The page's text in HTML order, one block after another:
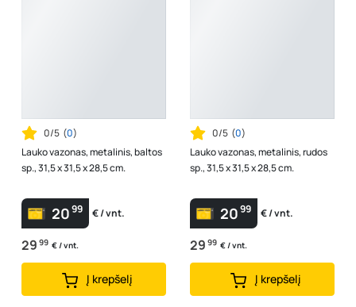
0/5 (0)
Lauko vazonas, metalinis, baltos
sp., 31,5 x 31,5 x 28,5 cm.
2099 € / vnt.
29 99 € / vnt.
Į krepšelį
0/5 (0)
Lauko vazonas, metalinis, rudos
sp., 31,5 x 31,5 x 28,5 cm.
2099 € / vnt.
29 99 € / vnt.
Į krepšelį